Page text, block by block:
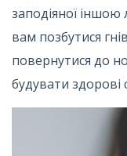
заподіяної
вам позбутися
повернутися до
будувати